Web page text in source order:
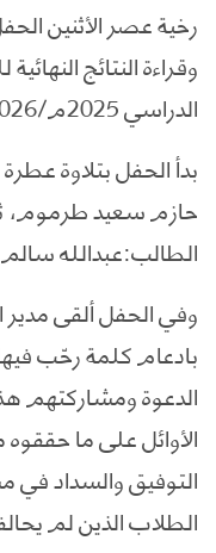
رخية عصر الأثنين
وقراءة النتائج
الدراسي 2025م/2026م
بدأ الحفل بتلاوة
حازم سعيد طرموم،
الطالب:عبدالله
وفي الحفل ألقى
بادعام كلمة رحّب
الدعوة ومشاركتهم
الأوائل على ما
التوفيق والسداد
الطلاب الذين لم